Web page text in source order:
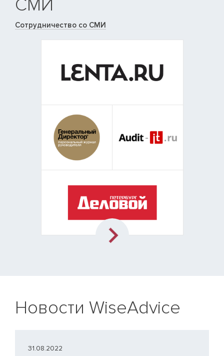
СМИ
Сотрудничество со СМИ
Новости WiseAdvice
31.08.2022